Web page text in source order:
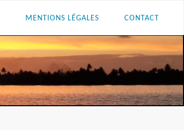
MENTIONS LÉGALES CONTACT